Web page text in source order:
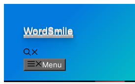
contentWordSmile
Menu